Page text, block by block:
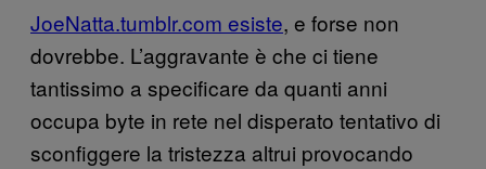
JoeNatta.tumblr.com esiste, e forse non
dovrebbe. L’aggravante è che ci tiene
tantissimo a specificare da quanti anni
occupa byte in rete nel disperato tentativo di
sconfiggere la tristezza altrui provocando